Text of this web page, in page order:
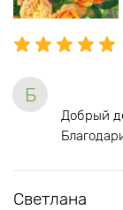
Б
Добрый
Светлана